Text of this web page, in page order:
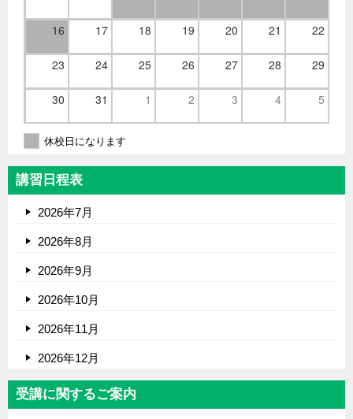
16 17 18 19 20 21 22
23 24 25 26 27 28 29
30 31 1 2 3 4 5
休校日になります
講習日程表
2026年7月
2026年8月
2026年9月
2026年10月
2026年11月
2026年12月
受講に関するご案内